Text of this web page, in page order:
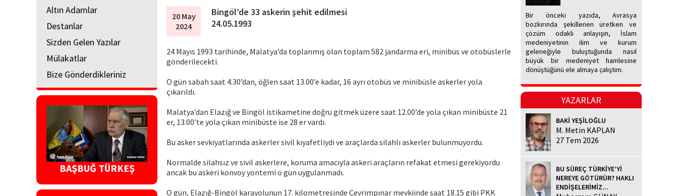
Altın Adamlar
Destanlar
Sizden Gelen Yazılar
Mülakatlar
Bize Gönderdikleriniz
BAŞBUĞ TÜRKEŞ
20 May
2024
Bingöl’de 33 askerin şehit edilmesi
24.05.1993
24 Mayıs 1993 tarihinde, Malatya’da toplanmış olan toplam 582 jandarma eri, minibüs ve otobüslerle
gönderilecekti.
O gün sabah saat 4.30’dan, öğlen saat 13.00’e kadar, 16 ayrı otobüs ve minibüsle askerler yola
çıkarıldı.
Malatya’dan Elazığ ve Bingöl istikametine doğru gitmek üzere saat 12.00’de yola çıkan minibüste 21
er, 13.00’te yola çıkan minibüste ise 28 er vardı.
Bu asker sevkiyatlarında askerler sivil kıyafetliydi ve araçlarda silahlı askerler bulunmuyordu.
Normalde silahsız ve sivil askerlere, koruma amacıyla askeri araçların refakat etmesi gerekiyordu
ancak bu askeri konvoy yöntemi o gün uygulanmadı.
O gün, Elazığ-Bingöl karayolunun 17. kilometresinde Çevrimpınar mevkiinde saat 18.15 gibi PKK
Bir önceki yazıda, Avrasya
bozkırında şekillenen üretken ve
çözüm odaklı anlayışın, İslam
medeniyetinin ilim ve kurum
geleneğiyle buluştuğunda nasıl
büyük bir medeniyet hamlesine
dönüştüğünü ele almaya çalıştım.
YAZARLAR
BAKİ YEŞİLOĞLU
M. Metin KAPLAN
27 Tem 2026
BU SÜREÇ TÜRKİYE’Yİ
NEREYE GÖTÜRÜR? HAKLI
ENDİŞELERİMİZ...